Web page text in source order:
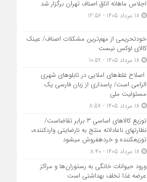
اجلاس ماهانه اتاق اصناف تهران برگزار شد
خودتحریمی از مهم‌ترین مشکلات اصناف/ عینک
کالای لوکس نیست
اصلاح غلط‌های املایی در تابلوهای شهری
الزامی است/ پاسداری از زبان فارسی یک
مسئولیت ملی
توزیع کالاهای اساسی ۳ برابر تقاضاست/
نظارت‎های ناعادلانه منتج به نارضایتی واردکننده،
توزیع‎کننده و خرده‎فروش می‎شود
ورود حیوانات خانگی به رستوران‌ها و مراکز
عرضه غذا تخلف بهداشتی است